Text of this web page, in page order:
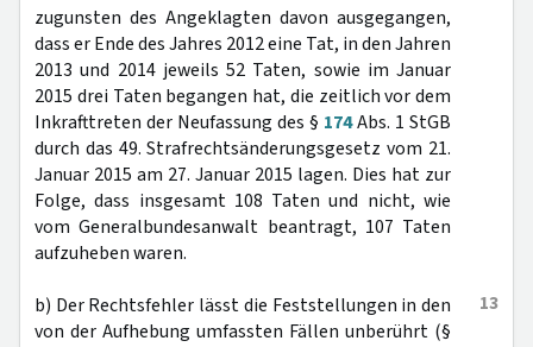
zugunsten des Angeklagten davon ausgegangen,
dass er Ende des Jahres 2012 eine Tat, in den Jahren
2013 und 2014 jeweils 52 Taten, sowie im Januar
2015 drei Taten begangen hat, die zeitlich vor dem
Inkrafttreten der Neufassung des § 174Abs. 1 StGB
durch das 49. Strafrechtsänderungsgesetz vom 21.
Januar 2015 am 27. Januar 2015 lagen. Dies hat zur
Folge, dass insgesamt 108 Taten und nicht, wie
vom Generalbundesanwalt beantragt, 107 Taten
aufzuheben waren.
13
b) Der Rechtsfehler lässt die Feststellungen in den
von der Aufhebung umfassten Fällen unberührt (§